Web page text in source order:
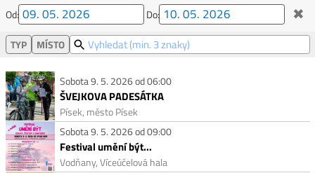
Od:
Do: ✖
TYP MÍSTO
Sobota 9. 5. 2026 od 06:00
ŠVEJKOVA PADESÁTKA
Písek, město Písek
Sobota 9. 5. 2026 od 09:00
Festival umění být...
Vodňany, Víceúčelová hala